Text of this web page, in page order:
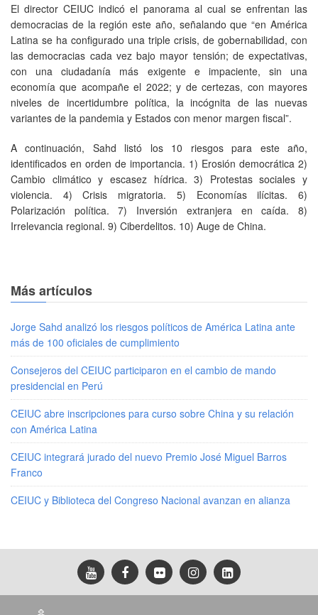
El director CEIUC indicó el panorama al cual se enfrentan las
democracias de la región este año, señalando que “en América
Latina se ha configurado una triple crisis, de gobernabilidad, con
las democracias cada vez bajo mayor tensión; de expectativas,
con una ciudadanía más exigente e impaciente, sin una
economía que acompañe el 2022; y de certezas, con mayores
niveles de incertidumbre política, la incógnita de las nuevas
variantes de la pandemia y Estados con menor margen fiscal”.
A continuación, Sahd listó los 10 riesgos para este año,
identificados en orden de importancia. 1) Erosión democrática 2)
Cambio climático y escasez hídrica. 3) Protestas sociales y
violencia. 4) Crisis migratoria. 5) Economías ilícitas. 6)
Polarización política. 7) Inversión extranjera en caída. 8)
Irrelevancia regional. 9) Ciberdelitos. 10) Auge de China.
Más artículos
Jorge Sahd analizó los riesgos políticos de América Latina ante
más de 100 oficiales de cumplimiento
Consejeros del CEIUC participaron en el cambio de mando
presidencial en Perú
CEIUC abre inscripciones para curso sobre China y su relación
con América Latina
CEIUC integrará jurado del nuevo Premio José Miguel Barros
Franco
CEIUC y Biblioteca del Congreso Nacional avanzan en alianza